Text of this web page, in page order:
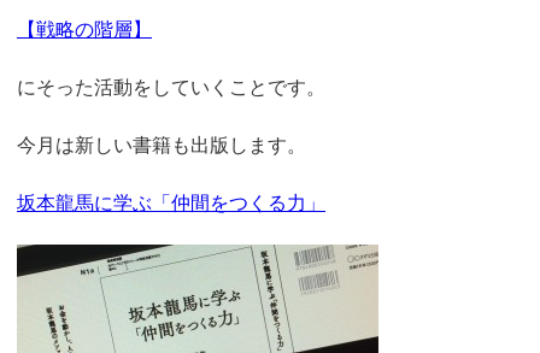
【戦略の階層】
にそった活動をしていくことです。
今月は新しい書籍も出版します。
坂本龍馬に学ぶ「仲間をつくる力」